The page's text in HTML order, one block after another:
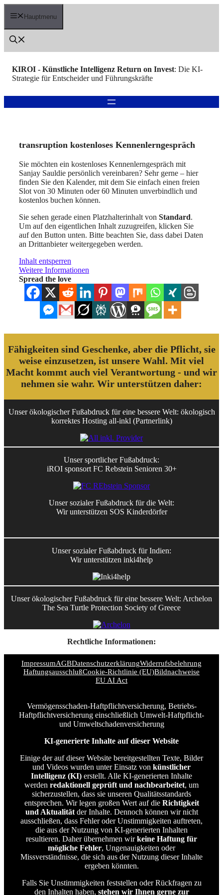
Zum
Inhalt Hauptmenu
KIROI - Künstliche Intelligenz Return on Invest: Die KI-
Strategie für Entscheider und Führungskräfte
transruption kostenloses Kennenlerngespräch
Sie möchten ein kostenloses Kennenlerngespräch mit
Sanjay Sauldie persönlich vereinbaren? Sehr gerne – hier
finden Sie den Kalender, mit dem Sie einfach einen freien
Slot von 30 Minuten oder 60 Minuten unverbindlich und
kostenlos buchen können.
Sie sehen gerade einen Platzhalterinhalt von Standard.
Um auf den eigentlichen Inhalt zuzugreifen, klicken Sie
auf den Button unten. Bitte beachten Sie, dass dabei Daten
an Drittanbieter weitergegeben werden.
Inhalt entsperren
Weitere Informationen
Spread the love
Fähigkeiten sind Geschenke, aber die Pflicht, sie
weise einzusetzen, ist unsere Wahl. Mit viel
Macht kommt auch viel Verantwortung - und wir
nehmen sie wahr. Wir unterstützen daher:
Unser ökologischer Fußabdruck für eine bessere Welt: ökologisch
korrektes Hosting all-inkl (Partnerlink)
Unser sportlicher Fußabdruck:
iROI sponsort FC Rebstein Senioren 30+
Unser sozialer Fußabdruck für die Welt:
Wir unterstützen SOS Kinderdörfer
Unser sozialer Fußabdruck für Indien:
Wir unterstützen inki4help
Unser ökologischer Fußabdruck für eine bessere Welt: Archelon
The Sea Turtle Protection Society of Greece
Rechtliche Informationen:
ImpressumAGBDatenschutzerklärungWiderrufsbelehrung
HaftungsausschlußCookie-Richtlinie (EU)Bildnachweise
EU AI Act
Vermögensschaden-Haftpflichtversicherung, Betriebs-
Haftpflichtversicherung einschließlich Umwelt-Haftpflicht-
und Umweltschadenversicherung
KI-generierte Inhalte auf dieser Website
Einige der auf dieser Website bereitgestellten Texte, Bilder
und Videos wurden unter Einsatz von künstlicher
Intelligenz (KI) erstellt. Alle KI-generierten Inhalte
werden redaktionell geprüft und nachbearbeitet, um
sicherzustellen, dass sie unseren Qualitätsstandards
entsprechen. Wir legen großen Wert auf die Richtigkeit
und Aktualitätder Inhalte. Dennoch können wir nicht
ausschließen, dass Fehler oder Unstimmigkeiten auftreten,
die aus der Nutzung von KI-generierten Inhalten
resultieren. Daher übernehmen wirkeine Haftung für
mögliche Fehler, Ungenauigkeiten oder
Missverständnisse, die sich aus der Nutzung dieser Inhalte
ergeben könnten.
Falls Sie Unstimmigkeiten feststellen oder Rückfragen zu
den Inhalten haben, stehen wir Ihnen gerne zur